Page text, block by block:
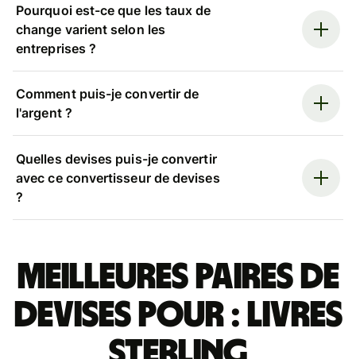
Pourquoi est-ce que les taux de
change varient selon les
entreprises ?
Comment puis-je convertir de
l'argent ?
Quelles devises puis-je convertir
avec ce convertisseur de devises
?
Meilleures paires de
devises pour : livres